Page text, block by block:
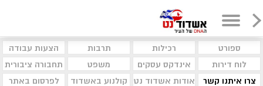
ספורט רכילות תרבות
הצעות עבודה
לוח דירות
אינדקס עסקים משפט
תחבורה ציבורית
צרו איתנו קשר
אודות אשדוד נט קולנוע באשדוד לפרסום באתר